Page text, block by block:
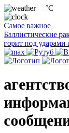
—°C
Самое важное
Баллистические
горит под ударами